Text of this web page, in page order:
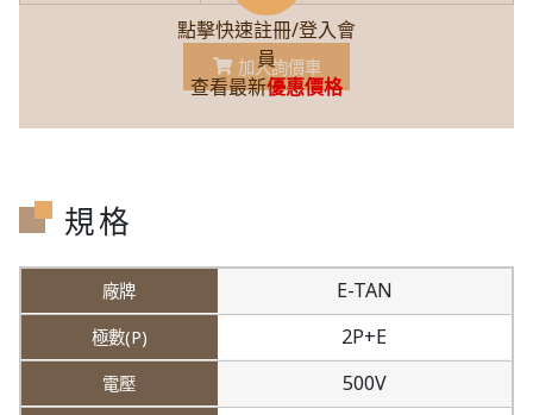
點擊快速註冊/登入會
員
查看最新優惠價格
加入詢價車
規格
E-TAN
2P+E
500V